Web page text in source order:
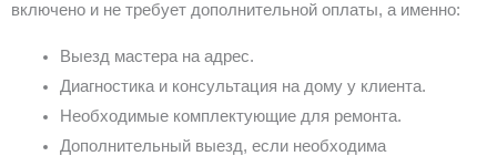
включено и не требует дополнительной оплаты, а именно:
Выезд мастера на адрес.
Диагностика и консультация на дому у клиента.
Необходимые комплектующие для ремонта.
Дополнительный выезд, если необходима